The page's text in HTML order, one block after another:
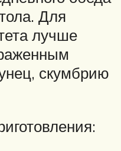
Для
лучше
скумбрию